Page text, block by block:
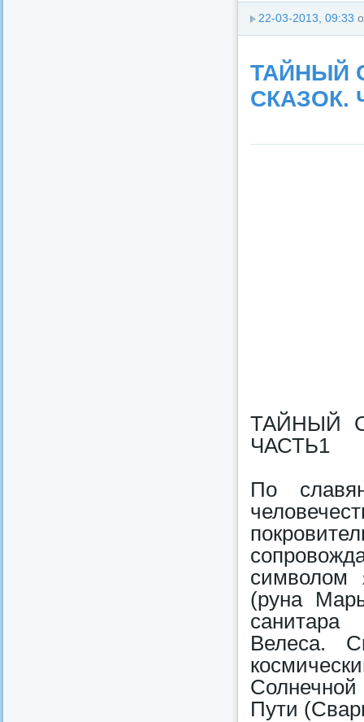
22-03-2013, 09:33
ТАЙНЫЙ
СКАЗОК.
ТАЙНЫЙ
ЧАСТЬ1
По
символом
(руна
санитара
Велеса.
Пути